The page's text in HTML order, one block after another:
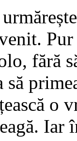
fără
o
Iar